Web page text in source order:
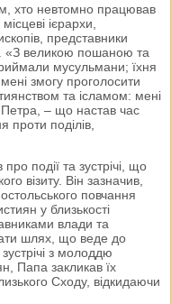
хто невтомно працював
ієрархи,
представники
«З великою пошаною та
мусульмани; їхня
змогу проголосити
та ісламом: мені
Петра, – що настав час
проти поділів,
події та зустрічі, що
візиту. Він зазначив,
повчання
у близькості
влади та
шлях, що веде до
з молоддю
Папа закликав їх
Сходу, відкидаючи